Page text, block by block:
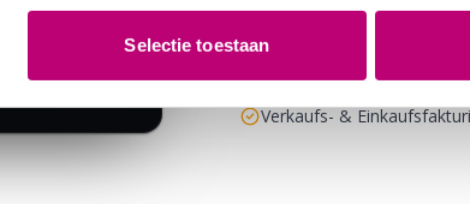
Selectie toestaan
Blick und nahtloser
Automatische Tarife
Verkaufs- &